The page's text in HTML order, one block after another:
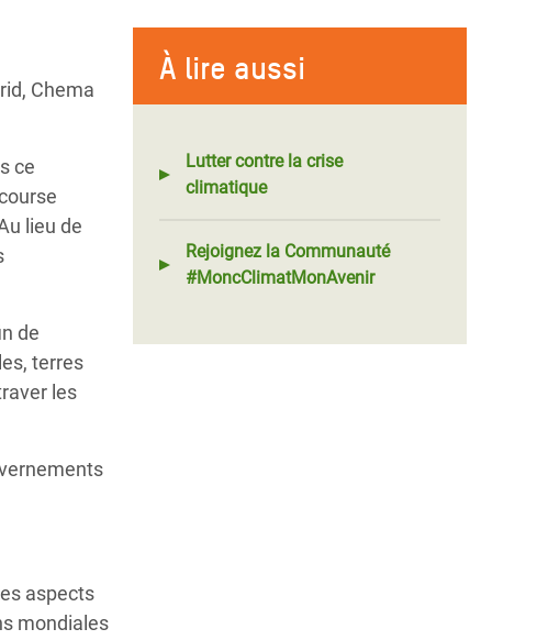
À lire aussi
Lutter contre la crise
climatique
Rejoignez la Communauté
#MoncClimatMonAvenir
Chema
ce
lieu de
de
terres
les
aspects
mondiales